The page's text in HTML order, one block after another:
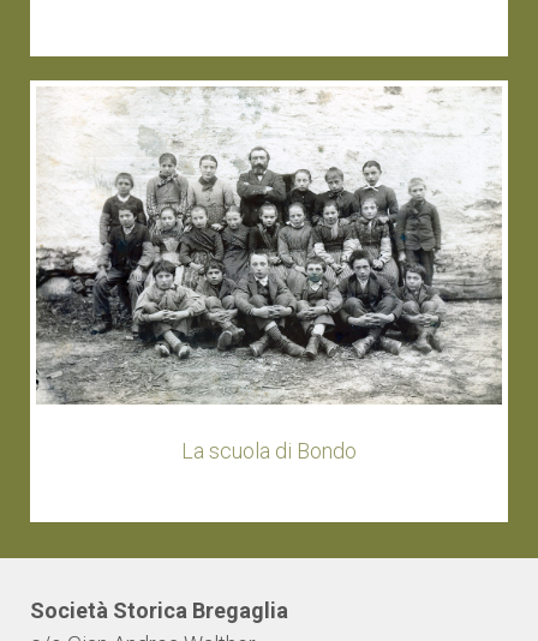
La scuola di Bondo
Società Storica Bregaglia